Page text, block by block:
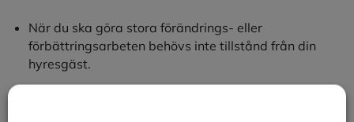
När du ska göra stora förändrings- eller
förbättringsarbeten behövs inte tillstånd från din
hyresgäst.